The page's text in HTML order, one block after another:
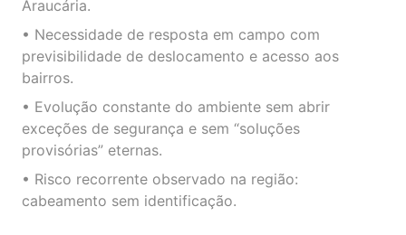
Araucária.
• Necessidade de resposta em campo com
previsibilidade de deslocamento e acesso aos
bairros.
• Evolução constante do ambiente sem abrir
exceções de segurança e sem “soluções
provisórias” eternas.
• Risco recorrente observado na região:
cabeamento sem identificação.